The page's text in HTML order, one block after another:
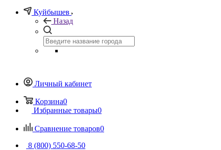
Куйбышев
Назад
Личный кабинет
Корзина0
Избранные товары0
Сравнение товаров0
8 (800) 550-68-50